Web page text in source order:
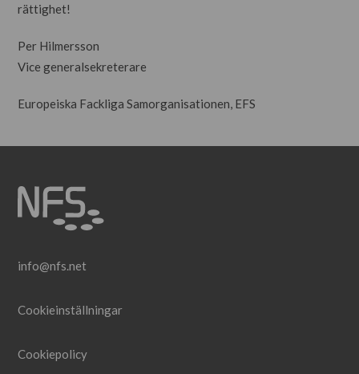
rättighet!
Per Hilmersson
Vice generalsekreterare
Europeiska Fackliga Samorganisationen, EFS
info@nfs.net
Cookieinställningar
Cookiepolicy